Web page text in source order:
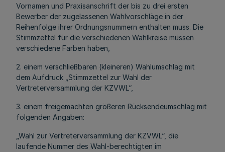
Vornamen und Praxisanschrift der bis zu drei ersten
Bewerber der zugelassenen Wahlvorschläge in der
Reihenfolge ihrer Ordnungsnummern enthalten muss. Die
Stimmzettel für die verschiedenen Wahlkreise müssen
verschiedene Farben haben,
2. einem verschließbaren (kleineren) Wahlumschlag mit
dem Aufdruck „Stimmzettel zur Wahl der
Vertreterversammlung der KZVWL“,
3. einem freigemachten größeren Rücksendeumschlag mit
folgenden Angaben:
„Wahl zur Vertreterversammlung der KZVWL“, die
laufende Nummer des Wahl-berechtigten im